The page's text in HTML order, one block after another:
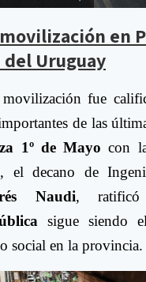
en
Uruguay
fue
de las
1º de Mayo con
el decano de
Naudi,
sigue siendo
social en la provincia.